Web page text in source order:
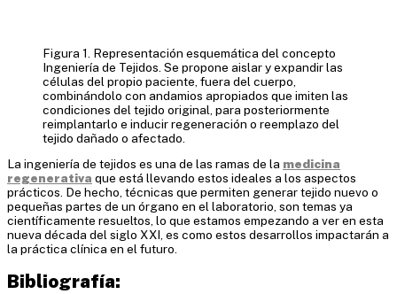
Figura 1. Representación esquemática del concepto
Ingeniería de Tejidos. Se propone aislar y expandir las
células del propio paciente, fuera del cuerpo,
combinándolo con andamios apropiados que imiten las
condiciones del tejido original, para posteriormente
reimplantarlo e inducir regeneración o reemplazo del
tejido dañado o afectado.
La ingeniería de tejidos es una de las ramas de la medicina
regenerativa que está llevando estos ideales a los aspectos
prácticos. De hecho, técnicas que permiten generar tejido nuevo o
pequeñas partes de un órgano en el laboratorio, son temas ya
científicamente resueltos, lo que estamos empezando a ver en esta
nueva década del siglo XXI, es como estos desarrollos impactarán a
la práctica clínica en el futuro.
Bibliografía: